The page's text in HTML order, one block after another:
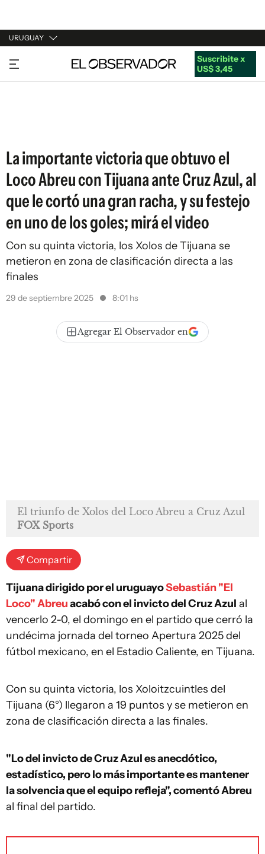
URUGUAY
URUGUAY
ARGENTINA
Suscribite x
US$ 3,45
La importante victoria que obtuvo el
Loco Abreu con Tijuana ante Cruz Azul, al
que le cortó una gran racha, y su festejo
en uno de los goles; mirá el video
Con su quinta victoria, los Xolos de Tijuana se
metieron en zona de clasificación directa a las
finales
29 de septiembre 2025 8:01 hs
Agregar El Observador en
El triunfo de Xolos del Loco Abreu a Cruz Azul
FOX Sports
Compartir
Tijuana dirigido por el uruguayoSebastián "El
Loco" Abreuacabó con el invicto del Cruz Azul al
vencerlo 2-0, el domingo en el partido que cerró la
undécima jornada del torneo Apertura 2025 del
fútbol mexicano, en el Estadio Caliente, en Tijuana.
Con su quinta victoria, los Xoloitzcuintles del
Tijuana (6°) llegaron a 19 puntos y se metieron en
zona de clasificación directa a las finales.
"Lo del invicto de Cruz Azul es anecdótico,
estadístico, pero lo más importante es mantener
la solvencia que el equipo refleja", comentó Abreu
al final del partido.